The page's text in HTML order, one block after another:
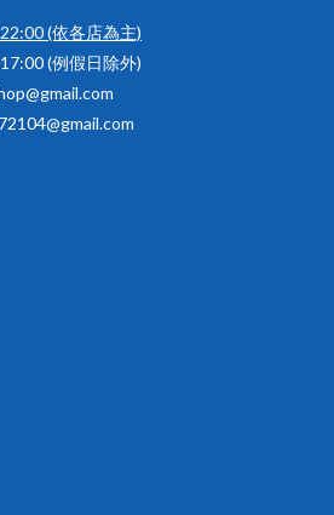
(依各店為主)
(例假日除外)